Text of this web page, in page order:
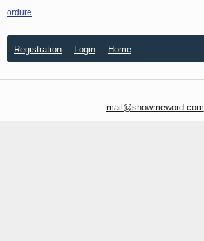
ordure
Registration Login Home
mail@showmeword.com